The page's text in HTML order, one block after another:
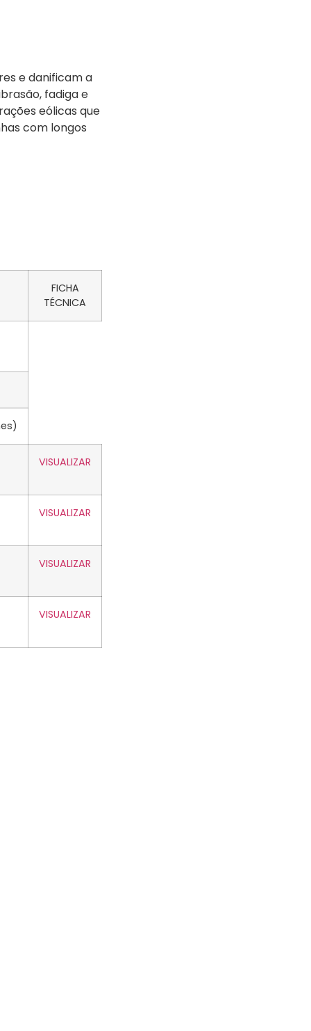
e danificam a
fadiga e
eólicas que
com longos
FICHA
TÉCNICA
VISUALIZAR
VISUALIZAR
VISUALIZAR
VISUALIZAR